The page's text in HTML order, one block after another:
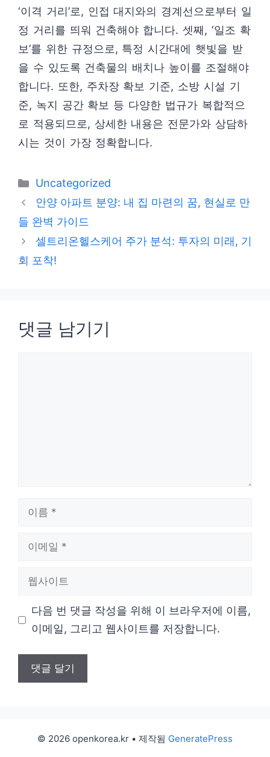
‘이격 거리’로, 인접 대지와의 경계선으로부터 일
정 거리를 띄워 건축해야 합니다. 셋째, ‘일조 확
보’를 위한 규정으로, 특정 시간대에 햇빛을 받
을 수 있도록 건축물의 배치나 높이를 조절해야
합니다. 또한, 주차장 확보 기준, 소방 시설 기
준, 녹지 공간 확보 등 다양한 법규가 복합적으
로 적용되므로, 상세한 내용은 전문가와 상담하
시는 것이 가장 정확합니다.
카
테
고
리
Uncategorized
안양 아파트 분양: 내 집 마련의 꿈, 현실로 만
들 완벽 가이드
셀트리온헬스케어 주가 분석: 투자의 미래, 기
회 포착!
댓글 남기기
다음 번 댓글 작성을 위해 이 브라우저에 이름,
이메일, 그리고 웹사이트를 저장합니다.
© 2026 openkorea.kr • 제작됨 GeneratePress